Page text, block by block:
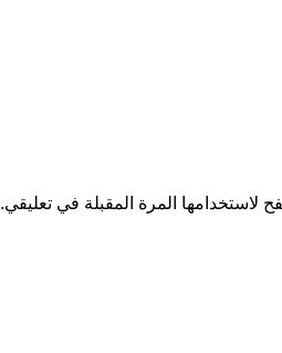
لاستخدامها المرة المقبلة في تعليقي.